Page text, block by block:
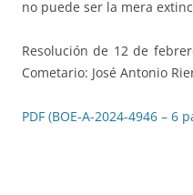
no puede ser la mera
Resolución de 12 de
Cometario: José Antonio
PDF (BOE-A-2024-4946 – 6